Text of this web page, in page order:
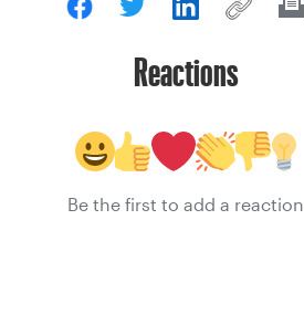
Reactions
Be the first to add a reaction